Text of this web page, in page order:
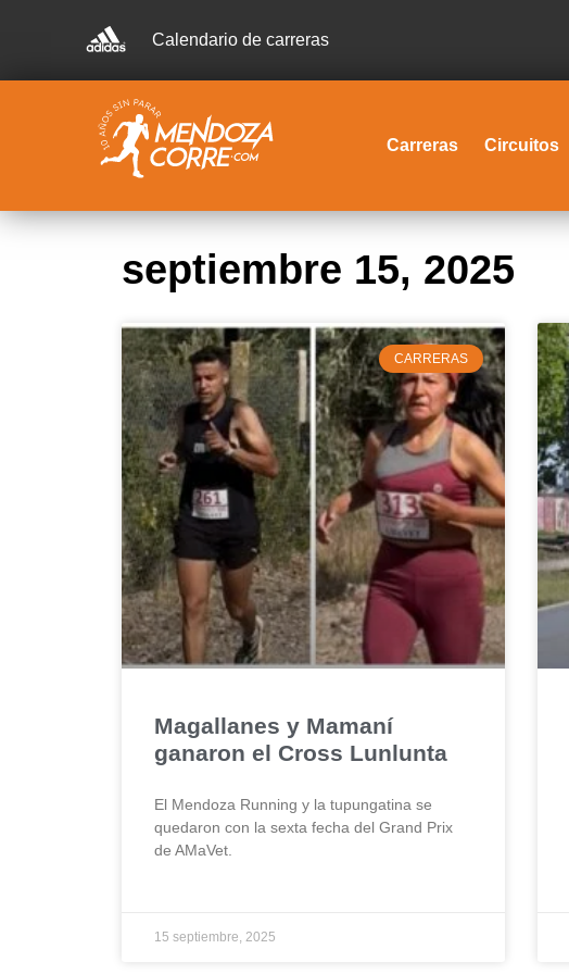
Calendario de carreras
Carreras Circuitos
septiembre 15, 2025
CARRERAS
Magallanes y Mamaní
ganaron el Cross Lunlunta
El Mendoza Running y la tupungatina se
quedaron con la sexta fecha del Grand Prix
de AMaVet.
15 septiembre, 2025